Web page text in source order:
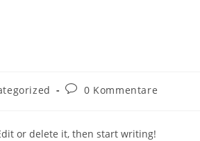
Beitrags-
0 Kommentare
or delete it, then start writing!